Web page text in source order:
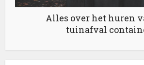
Alles over het huren
tuinafval